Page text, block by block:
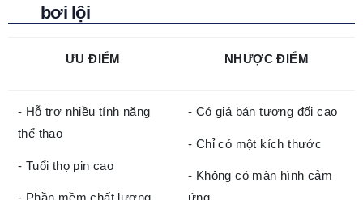
bơi lội
ƯU ĐIỂM NHƯỢC ĐIỂM
- Hỗ trợ nhiều tính năng
thể thao
- Tuổi thọ pin cao
- Có giá bán tương đối cao
- Chỉ có một kích thước
- Không có màn hình cảm